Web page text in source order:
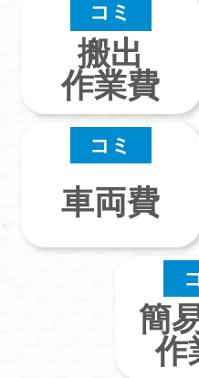
コミ
搬出
作業費
コミ
車両費
簡
作